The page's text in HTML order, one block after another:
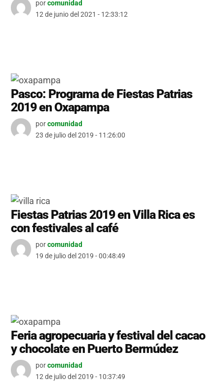
porcomunidad
12 de junio del 2021 - 12:33:12
Pasco: Programa de Fiestas Patrias
2019 en Oxapampa
porcomunidad
23 de julio del 2019 - 11:26:00
Fiestas Patrias 2019 en Villa Rica es
con festivales al café
porcomunidad
19 de julio del 2019 - 00:48:49
Feria agropecuaria y festival del cacao
y chocolate en Puerto Bermúdez
porcomunidad
12 de julio del 2019 - 10:37:49